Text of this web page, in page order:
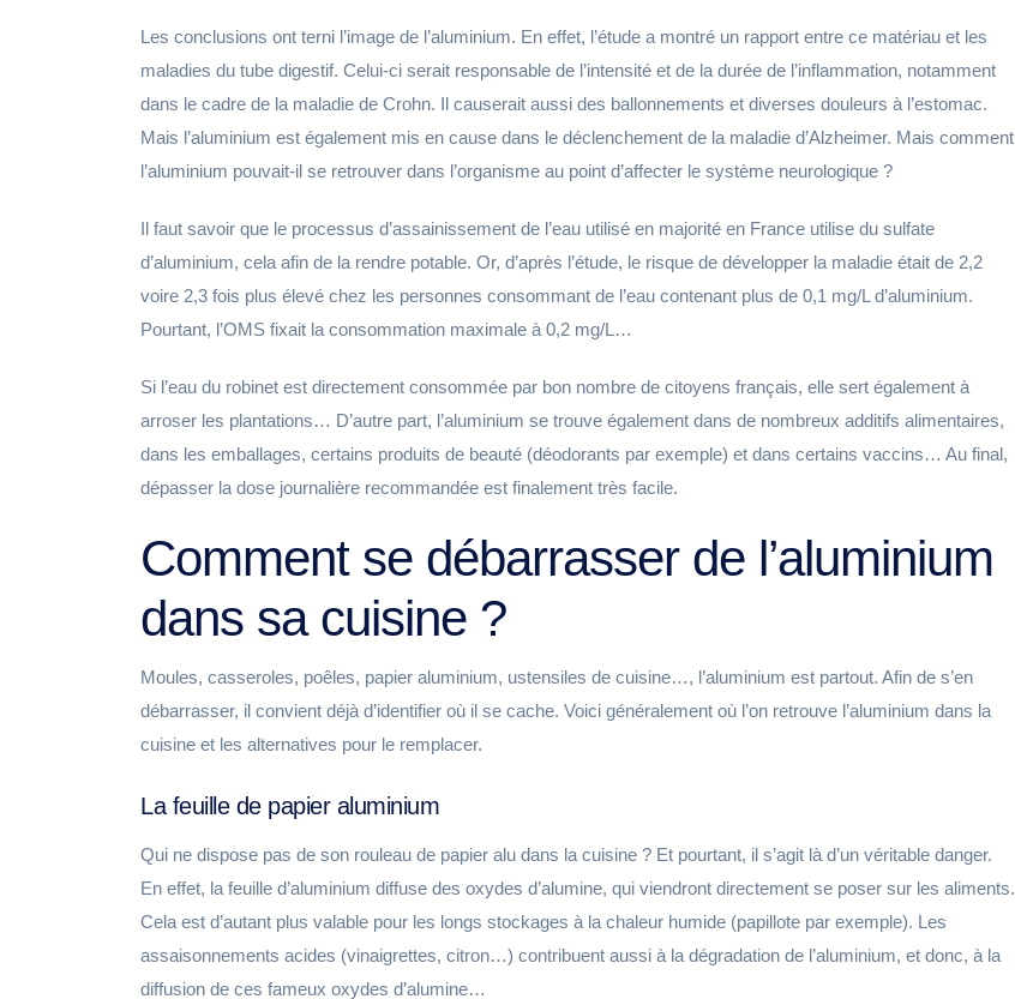
Les conclusions ont terni l’image de l’aluminium. En effet, l’étude a montré un rapport entre ce matériau et les
maladies du tube digestif. Celui-ci serait responsable de l’intensité et de la durée de l’inflammation, notamment
dans le cadre de la maladie de Crohn. Il causerait aussi des ballonnements et diverses douleurs à l’estomac.
Mais l’aluminium est également mis en cause dans le déclenchement de la maladie d’Alzheimer. Mais comment
l’aluminium pouvait-il se retrouver dans l’organisme au point d’affecter le système neurologique ?
Il faut savoir que le processus d’assainissement de l’eau utilisé en majorité en France utilise du sulfate
d’aluminium, cela afin de la rendre potable. Or, d’après l’étude, le risque de développer la maladie était de 2,2
voire 2,3 fois plus élevé chez les personnes consommant de l’eau contenant plus de 0,1 mg/L d’aluminium.
Pourtant, l’OMS fixait la consommation maximale à 0,2 mg/L…
Si l’eau du robinet est directement consommée par bon nombre de citoyens français, elle sert également à
arroser les plantations… D’autre part, l’aluminium se trouve également dans de nombreux additifs alimentaires,
dans les emballages, certains produits de beauté (déodorants par exemple) et dans certains vaccins… Au final,
dépasser la dose journalière recommandée est finalement très facile.
Comment se débarrasser de l’aluminium
dans sa cuisine ?
Moules, casseroles, poêles, papier aluminium, ustensiles de cuisine…, l’aluminium est partout. Afin de s’en
débarrasser, il convient déjà d’identifier où il se cache. Voici généralement où l’on retrouve l’aluminium dans la
cuisine et les alternatives pour le remplacer.
La feuille de papier aluminium
Qui ne dispose pas de son rouleau de papier alu dans la cuisine ? Et pourtant, il s’agit là d’un véritable danger.
En effet, la feuille d’aluminium diffuse des oxydes d’alumine, qui viendront directement se poser sur les aliments.
Cela est d’autant plus valable pour les longs stockages à la chaleur humide (papillote par exemple). Les
assaisonnements acides (vinaigrettes, citron…) contribuent aussi à la dégradation de l’aluminium, et donc, à la
diffusion de ces fameux oxydes d’alumine…